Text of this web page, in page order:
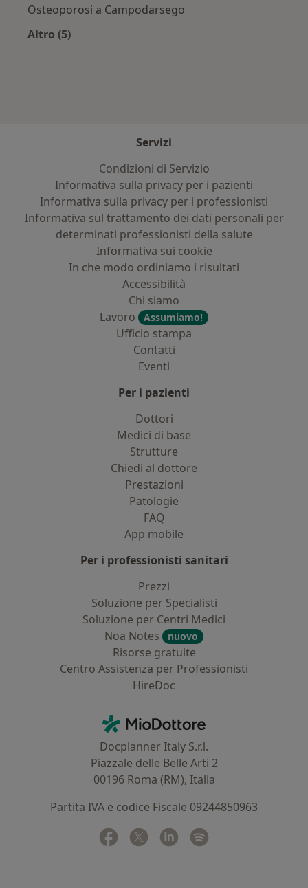
Osteoporosi a Campodarsego
Altro (5)
Servizi
Condizioni di Servizio
Informativa sulla privacy per i pazienti
Informativa sulla privacy per i professionisti
Informativa sul trattamento dei dati personali per
determinati professionisti della salute
Informativa sui cookie
In che modo ordiniamo i risultati
Accessibilità
Chi siamo
Lavoro
Assumiamo!
Ufficio stampa
Contatti
Eventi
Per i pazienti
Dottori
Medici di base
Strutture
Chiedi al dottore
Prestazioni
Patologie
FAQ
App mobile
Per i professionisti sanitari
Prezzi
Soluzione per Specialisti
Soluzione per Centri Medici
Noa Notes
nuovo
Risorse gratuite
Centro Assistenza per Professionisti
HireDoc
MioDottore - Homepage
Docplanner Italy S.r.l.
Piazzale delle Belle Arti 2
00196 Roma (RM), Italia
Partita IVA e codice Fiscale 09244850963
Facebook
si apre in una nuova scheda
Twitter
si apre in una nuova scheda
Linkedin
si apre in una nuova